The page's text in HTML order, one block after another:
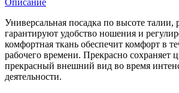
Описание
Универсальная посадка по высоте талии,
гарантируют удобство ношения и
комфортная ткань обеспечит комфорт в
рабочего времени. Прекрасно сохраняет
прекрасный внешний вид во время
деятельности.